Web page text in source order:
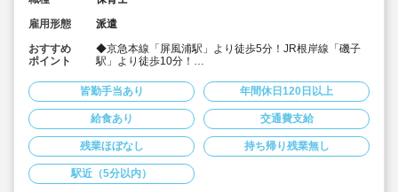
雇用形態
派遣
おすすめ
ポイント
◆京急本線「屏風浦駅」より徒歩5分！JR根岸線「磯子
駅」より徒歩10分！
◆閑静な住宅街にある定員60名の認可保育園！アットホ
ームで家庭的な雰囲気を大切にしています。
◆天気の良い日は屋外活動を中心にのびのび遊んでいま
す♪
◆0～2歳児は担当制保育を実施しており、一人ひとりに
寄り添った保育を大切に、3～5歳児は異年齢保育を実施
しており縦の繋がりを大切にしています！
◆弊社は自社保育園も運営♪保育士求人に特化していま
皆勤手当あり 年間休日120日以上
給食あり 交通費支給
残業ほぼなし 持ち帰り残業無し
駅近（5分以内）